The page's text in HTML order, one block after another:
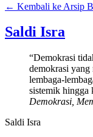
← Kembali ke Arsip
Saldi Isra
“Demokrasi
demokrasi
lembaga-
sistemik hingga
Demokrasi,
Saldi Isra